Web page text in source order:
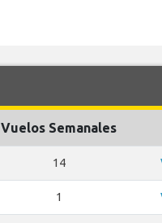
Vuelos Semanales
14
1